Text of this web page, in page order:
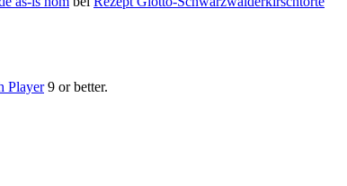
Player9 or better.